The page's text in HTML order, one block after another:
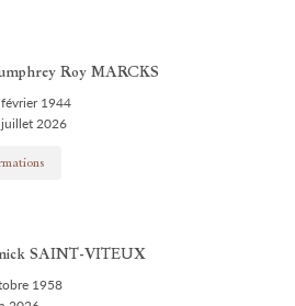
Roy MARCKS
1944
2026
SAINT-VITEUX
1958